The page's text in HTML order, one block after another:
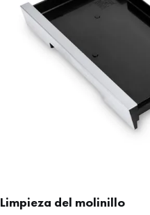
Limpieza del molinillo